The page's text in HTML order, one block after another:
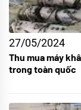
27/05/2024
Thu mua máy
trong toàn quốc